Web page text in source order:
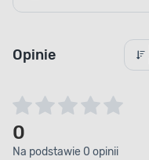
Opinie
0
Na podstawie 0 opinii